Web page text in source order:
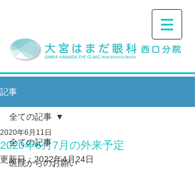
記事
全ての記事
医院からのお願い
全ての記事
2020年6月7月の外来予定
2020年6月11日
更新日：2022年4月24日